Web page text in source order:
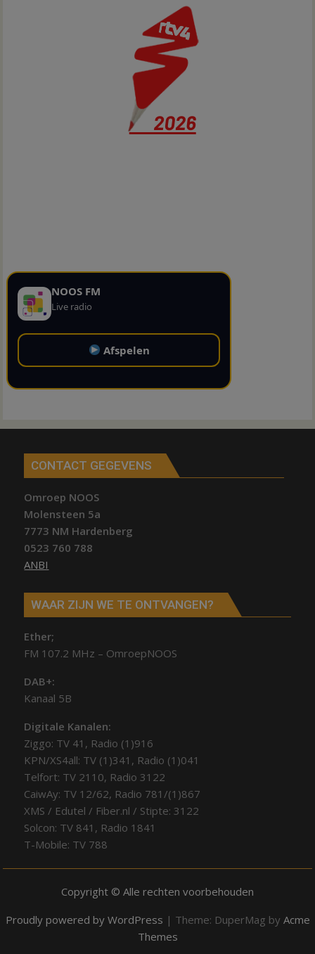
NOOS FM
Live radio
Afspelen
CONTACT GEGEVENS
Omroep NOOS
Molensteen 5a
7773 NM Hardenberg
0523 760 788
ANBI
WAAR ZIJN WE TE ONTVANGEN?
Ether;
FM 107.2 MHz – OmroepNOOS
DAB+:
Kanaal 5B
Digitale Kanalen:
Ziggo: TV 41, Radio (1)916
KPN/XS4all: TV (1)341, Radio (1)041
Telfort: TV 2110, Radio 3122
CaiwAy: TV 12/62, Radio 781/(1)867
XMS / Edutel / Fiber.nl / Stipte: 3122
Solcon: TV 841, Radio 1841
T-Mobile: TV 788
Copyright © Alle rechten voorbehouden
Proudly powered by WordPress | Theme: DuperMag by Acme
Themes